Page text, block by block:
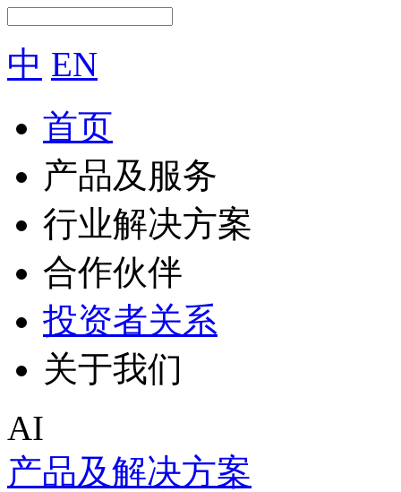
中 EN
首页
产品及服务
行业解决方案
合作伙伴
投资者关系
关于我们
AI
产品及解决方案